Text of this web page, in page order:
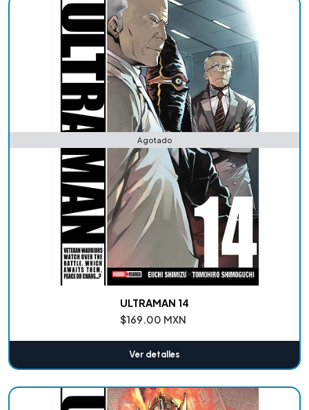
Agotado
ULTRAMAN 14
$169.00 MXN
Ver detalles